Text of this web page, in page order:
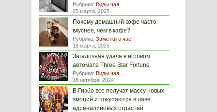
Рубрика: Виды чая
25 марта, 2025
Почему домашний кофе часто
вкуснее, чем в кафе?
Рубрика: Заметки о чае
19 марта, 2025
Загадочная удача в игровом
автомате Three Star Fortune
Рубрика: Виды чая
18 октября, 2024
В Гизбо все получат массу новых
эмоций и покупаются в лаве
адреналиновых страстей